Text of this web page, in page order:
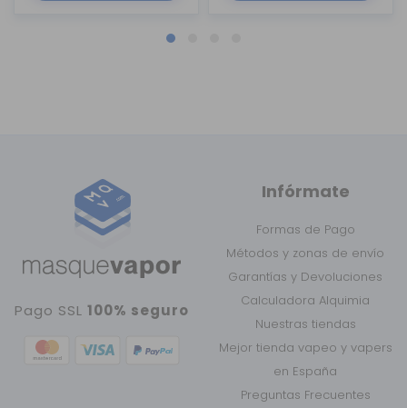
Pago SSL100% seguro
Infórmate
Formas de Pago
Métodos y zonas de envío
Garantías y Devoluciones
Calculadora Alquimia
Nuestras tiendas
Mejor tienda vapeo y vapers
en España
Preguntas Frecuentes